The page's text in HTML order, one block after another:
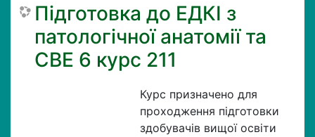
Підготовка до ЕДКІ з
патологічної анатомії та
СВЕ 6 курс 211
Курс призначено для
проходження підготовки
здобувачів вищої освіти